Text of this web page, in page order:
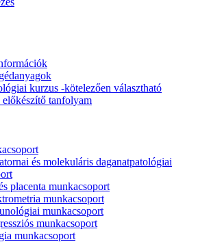
kurzus -kötelezően választható
előkészítő tanfolyam
és molekuláris daganatpatológiai
placenta munkacsoport
munkacsoport
munkacsoport
munkacsoport
munkacsoport